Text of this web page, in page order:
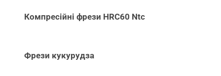
Компресійні фрези HRC60 Ntc
Фрези кукурудза